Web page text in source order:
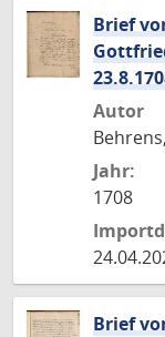
Brief
Autor
Jahr:
1708
Brief